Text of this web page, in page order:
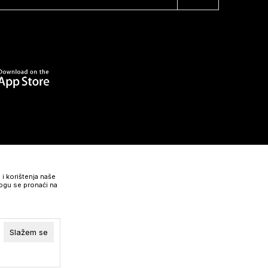
korištenja naše
se pronaći na
Slažem se